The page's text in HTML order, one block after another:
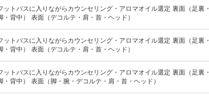
ットバスに入りながらカウンセリング・アロマオイル選定 裏面（足裏・
・背中） 表面（デコルテ・肩・首・ヘッド）
ットバスに入りながらカウンセリング・アロマオイル選定 裏面（足裏・
・背中） 表面（デコルテ・肩・首・ヘッド）
ットバスに入りながらカウンセリング・アロマオイル選定 裏面（足裏・
・背中） 表面（脚・腕・デコルテ・肩・首・ヘッド）